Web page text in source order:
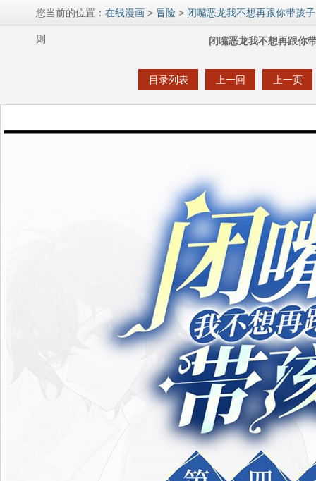
您当前的位置：在线漫画 > 冒险 > 闭嘴恶龙我不想再跟你带孩
则 闭嘴恶龙我不想再跟你
目录列表 上一回 上一页